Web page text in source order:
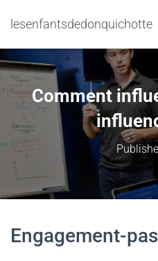
lesenfantsdedonquichotte
Comment
Engagement-